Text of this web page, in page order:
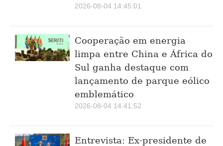
2026-08-04 14:45:01
Cooperação em energia
limpa entre China e África do
Sul ganha destaque com
lançamento de parque eólico
emblemático
2026-08-04 14:41:52
Entrevista: Ex-presidente de